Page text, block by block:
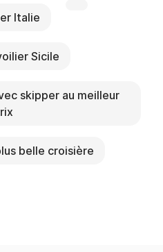
Italie
Sicile
skipper au meilleur
belle croisière